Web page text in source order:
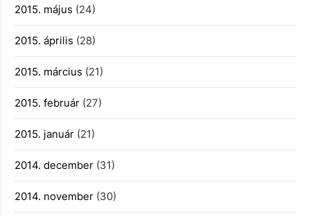
2015. május (24)
2015. április (28)
2015. március (21)
2015. február (27)
2015. január (21)
2014. december (31)
2014. november (30)